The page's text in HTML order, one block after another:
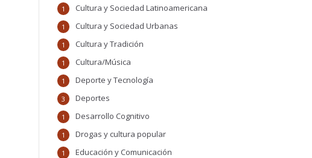
Cultura y Sociedad Latinoamericana
1
Cultura y Sociedad Urbanas
1
Cultura y Tradición
1
Cultura/Música
1
Deporte y Tecnología
1
Deportes
3
Desarrollo Cognitivo
1
Drogas y cultura popular
1
Educación y Comunicación
1